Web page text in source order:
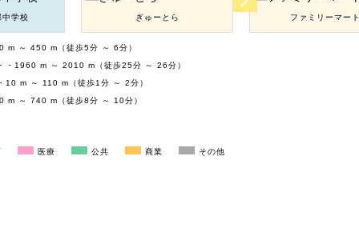
中学校 ぎゅーとら ファミリーマー
m ～ 450 m（徒歩5分 ～ 6分）
・1960 m ～ 2010 m（徒歩25分 ～ 26分）
10 m ～ 110 m（徒歩1分 ～ 2分）
m ～ 740 m（徒歩8分 ～ 10分）
医療 公共 商業 その他